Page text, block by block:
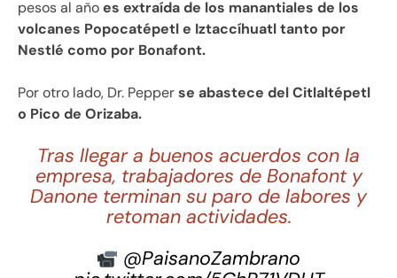
pesos al añoes extraída de los manantiales de los
volcanes Popocatépetl e Iztaccíhuatl tanto por
Nestlé como por Bonafont.
Por otro lado, Dr. Pepperse abastece del Citlaltépetl
o Pico de Orizaba.
Tras llegar a buenos acuerdos con la
empresa, trabajadores de Bonafont y
Danone terminan su paro de labores y
retoman actividades.
@PaisanoZambrano